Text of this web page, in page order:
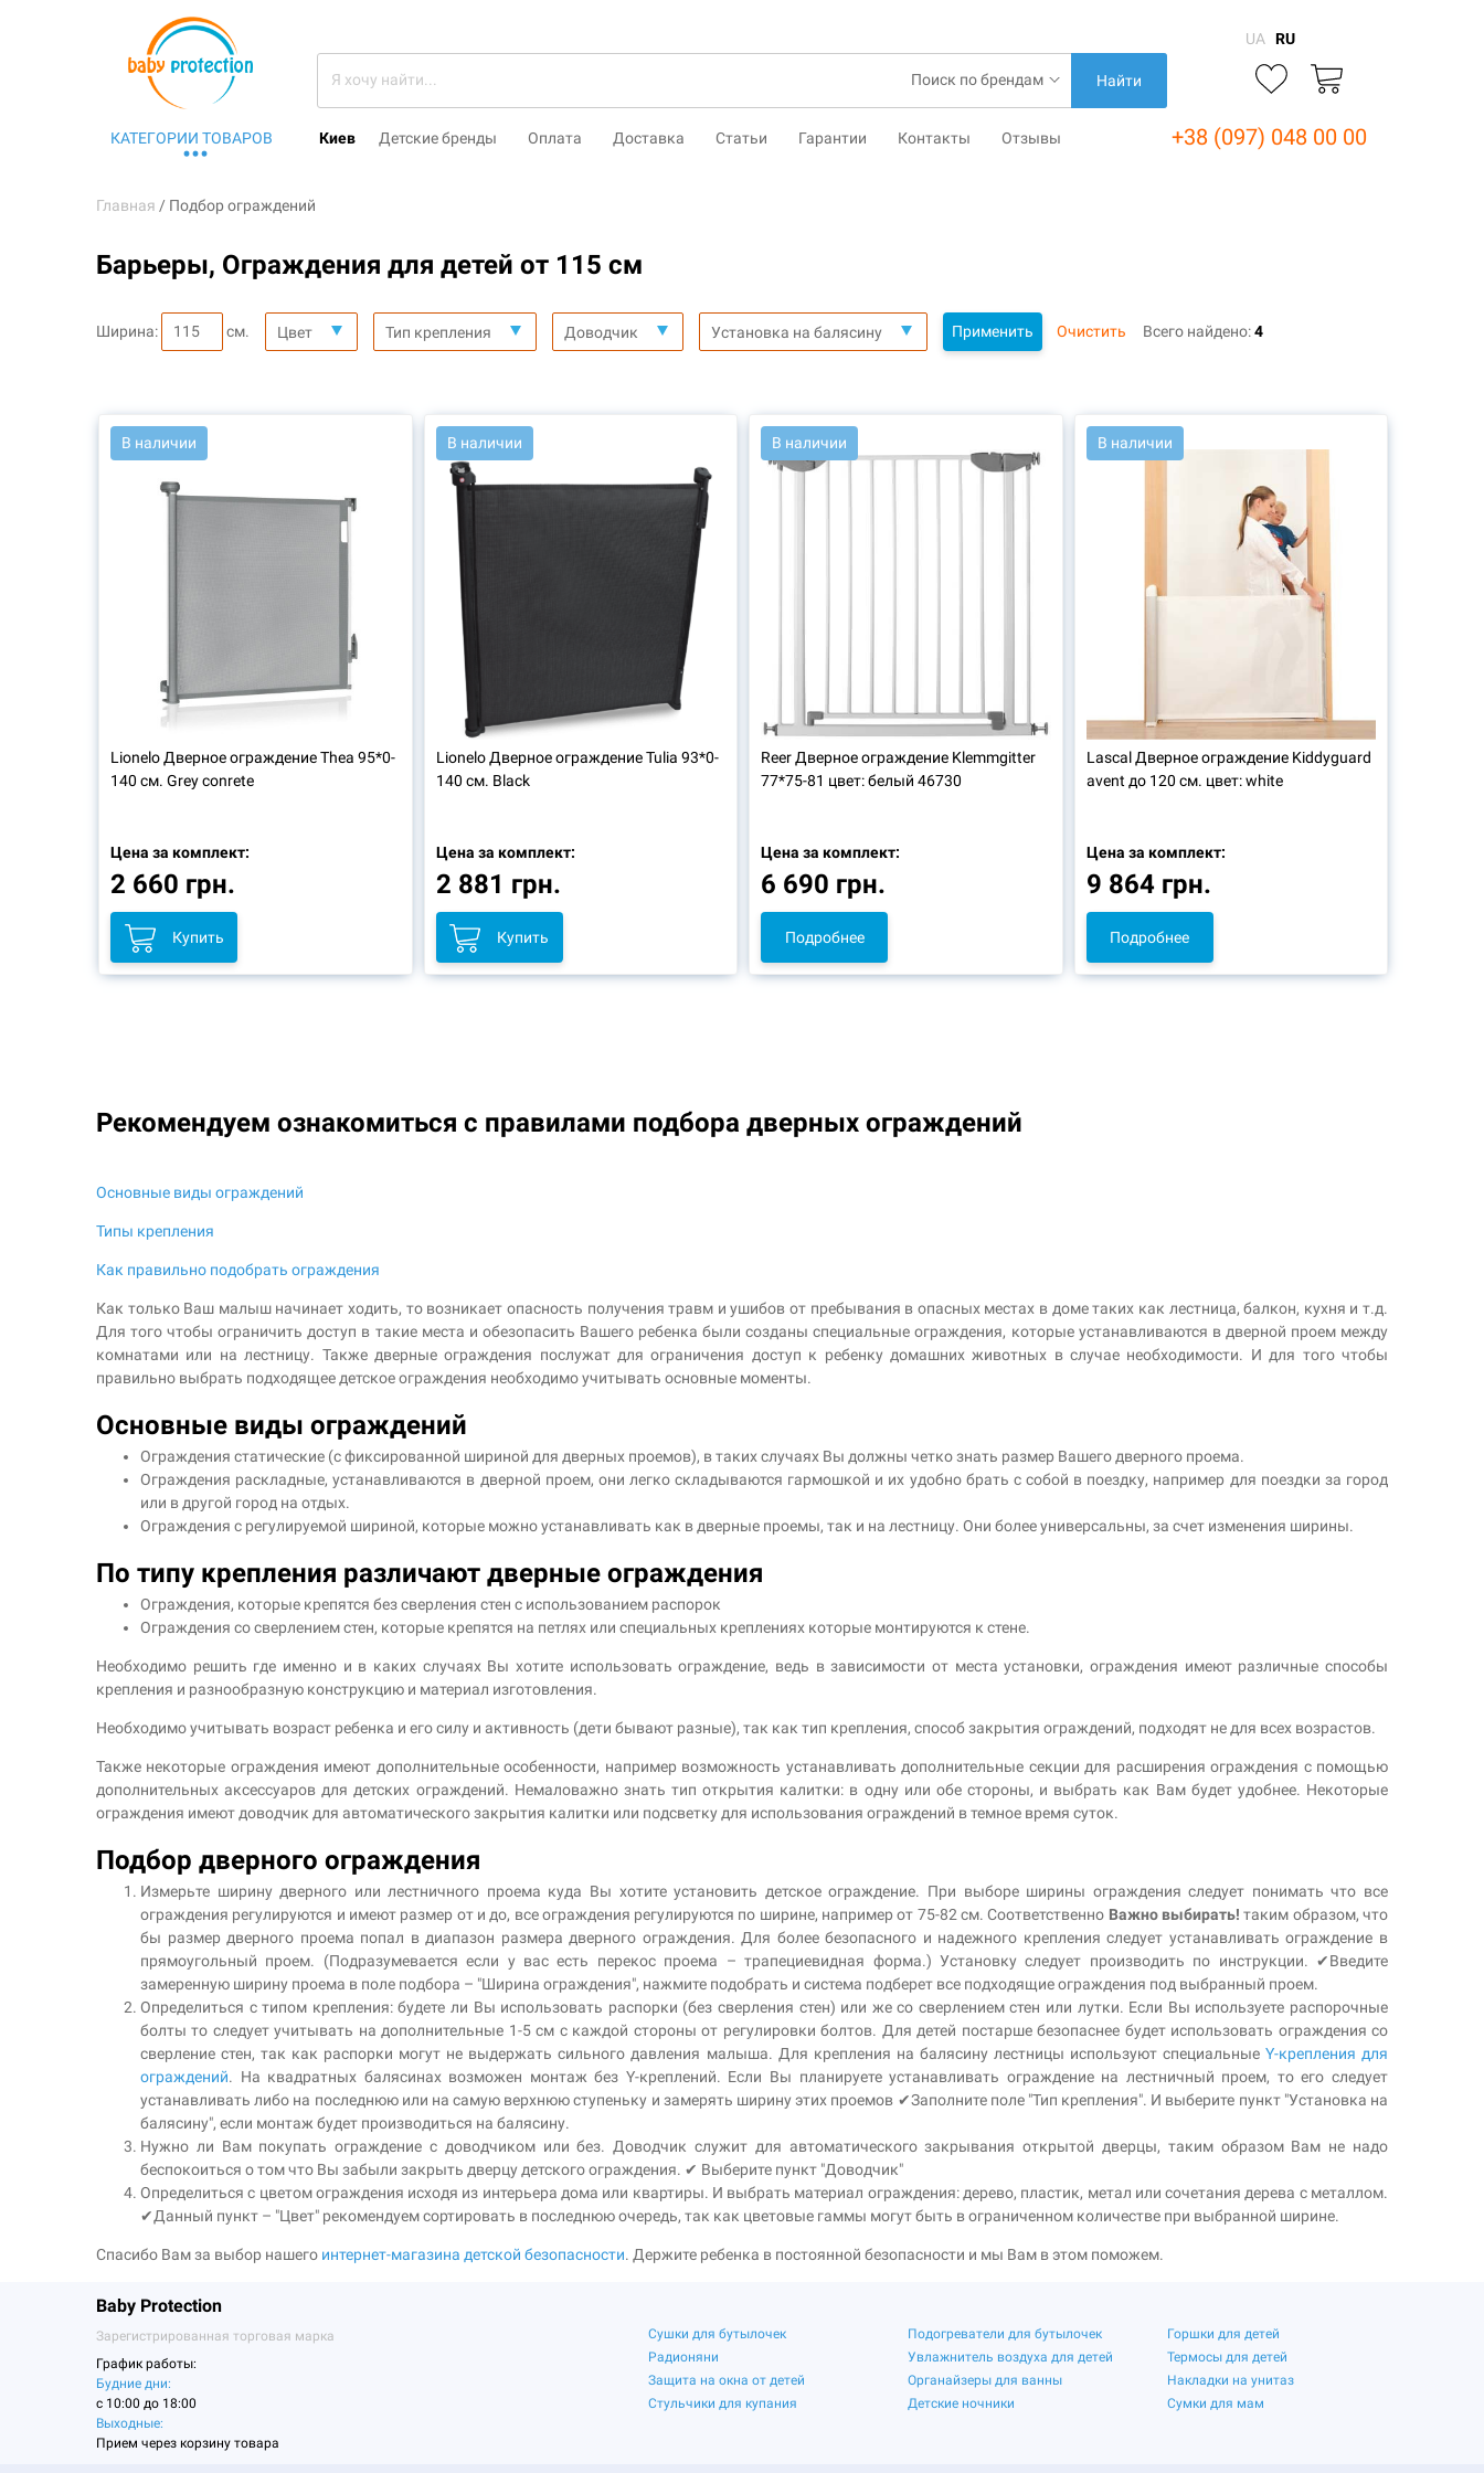
Найти
UA RU
КАТЕГОРИИ ТОВАРОВ Киев Детские бренды Оплата Доставка Статьи Гарантии Контакты Отзывы +38 (097) 048 00 00
Главная Подбор ограждений
Барьеры, Ограждения для детей от 115 см
Ширина: см. Цвет Тип крепления Доводчик Установка на балясину Применить Очистить Всего найдено:4
В наличии
АРТ.: 46506
Lionelo Дверное ограждение Thea 95*0-
140 см. Grey conrete
Цена за комплект:
2 660 грн.
Купить
В наличии
АРТ.: 45928
Lionelo Дверное ограждение Tulia 93*0-
140 см. Black
Цена за комплект:
2 881 грн.
Купить
В наличии
АРТ.: 43803
Reer Дверное ограждение Klemmgitter
77*75-81 цвет: белый 46730
Цена за комплект:
6 690 грн.
Подробнее
В наличии
АРТ.: 42766
Lascal Дверное ограждение Kiddyguard
avent до 120 см. цвет: white
Цена за комплект:
9 864 грн.
Подробнее
Рекомендуем ознакомиться с правилами подбора дверных ограждений
Основные виды ограждений
Типы крепления
Как правильно подобрать ограждения
Как только Ваш малыш начинает ходить, то возникает опасность получения травм и ушибов от пребывания в опасных местах в доме таких как лестница, балкон, кухня и т.д.
Для того чтобы ограничить доступ в такие места и обезопасить Вашего ребенка были созданы специальные ограждения, которые устанавливаются в дверной проем между
комнатами или на лестницу. Также дверные ограждения послужат для ограничения доступ к ребенку домашних животных в случае необходимости. И для того чтобы
правильно выбрать подходящее детское ограждения необходимо учитывать основные моменты.
Основные виды ограждений
Ограждения статические (с фиксированной шириной для дверных проемов), в таких случаях Вы должны четко знать размер Вашего дверного проема.
Ограждения раскладные, устанавливаются в дверной проем, они легко складываются гармошкой и их удобно брать с собой в поездку, например для поездки за город
или в другой город на отдых.
Ограждения с регулируемой шириной, которые можно устанавливать как в дверные проемы, так и на лестницу. Они более универсальны, за счет изменения ширины.
По типу крепления различают дверные ограждения
Ограждения, которые крепятся без сверления стен с использованием распорок
Ограждения со сверлением стен, которые крепятся на петлях или специальных креплениях которые монтируются к стене.
Необходимо решить где именно и в каких случаях Вы хотите использовать ограждение, ведь в зависимости от места установки, ограждения имеют различные способы
крепления и разнообразную конструкцию и материал изготовления.
Необходимо учитывать возраст ребенка и его силу и активность (дети бывают разные), так как тип крепления, способ закрытия ограждений, подходят не для всех возрастов.
Также некоторые ограждения имеют дополнительные особенности, например возможность устанавливать дополнительные секции для расширения ограждения с помощью
дополнительных аксессуаров для детских ограждений. Немаловажно знать тип открытия калитки: в одну или обе стороны, и выбрать как Вам будет удобнее. Некоторые
ограждения имеют доводчик для автоматического закрытия калитки или подсветку для использования ограждений в темное время суток.
Подбор дверного ограждения
Измерьте ширину дверного или лестничного проема куда Вы хотите установить детское ограждение. При выборе ширины ограждения следует понимать что все
ограждения регулируются и имеют размер от и до, все ограждения регулируются по ширине, например от 75-82 см. Соответственно Важно выбирать! таким образом, что
бы размер дверного проема попал в диапазон размера дверного ограждения. Для более безопасного и надежного крепления следует устанавливать ограждение в
прямоугольный проем. (Подразумевается если у вас есть перекос проема – трапециевидная форма.) Установку следует производить по инструкции. ✔Введите
замеренную ширину проема в поле подбора – "Ширина ограждения", нажмите подобрать и система подберет все подходящие ограждения под выбранный проем.
Определиться с типом крепления: будете ли Вы использовать распорки (без сверления стен) или же со сверлением стен или лутки. Если Вы используете распорочные
болты то следует учитывать на дополнительные 1-5 см с каждой стороны от регулировки болтов. Для детей постарше безопаснее будет использовать ограждения со
сверление стен, так как распорки могут не выдержать сильного давления малыша. Для крепления на балясину лестницы используют специальные Y-крепления для
ограждений. На квадратных балясинах возможен монтаж без Y-креплений. Если Вы планируете устанавливать ограждение на лестничный проем, то его следует
устанавливать либо на последнюю или на самую верхнюю ступеньку и замерять ширину этих проемов ✔Заполните поле "Тип крепления". И выберите пункт "Установка на
балясину", если монтаж будет производиться на балясину.
Нужно ли Вам покупать ограждение с доводчиком или без. Доводчик служит для автоматического закрывания открытой дверцы, таким образом Вам не надо
беспокоиться о том что Вы забыли закрыть дверцу детского ограждения. ✔ Выберите пункт "Доводчик"
Определиться с цветом ограждения исходя из интерьера дома или квартиры. И выбрать материал ограждения: дерево, пластик, метал или сочетания дерева с металлом.
✔Данный пункт – "Цвет" рекомендуем сортировать в последнюю очередь, так как цветовые гаммы могут быть в ограниченном количестве при выбранной ширине.
Спасибо Вам за выбор нашего интернет-магазина детской безопасности. Держите ребенка в постоянной безопасности и мы Вам в этом поможем.
Baby Protection
Зарегистрированная торговая марка
График работы:
Будние дни:
c 10:00 до 18:00
Выходные:
Прием через корзину товара
Сушки для бутылочек
Радионяни
Защита на окна от детей
Стульчики для купания
Подогреватели для бутылочек
Увлажнитель воздуха для детей
Органайзеры для ванны
Детские ночники
Горшки для детей
Термосы для детей
Накладки на унитаз
Сумки для мам